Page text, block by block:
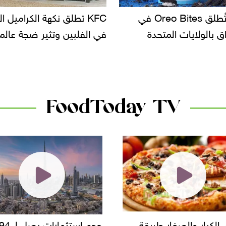
KFC تطلق نكهة الكراميل المملح
وتثير ضجة عالمية
دعوات للتحقيق في أسباب
سحب بعض ألبان
FoodToday TV